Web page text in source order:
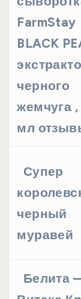
FarmStay
BLACK
черного
жемчуга ,
мл
Супер
черный
муравей
Белита